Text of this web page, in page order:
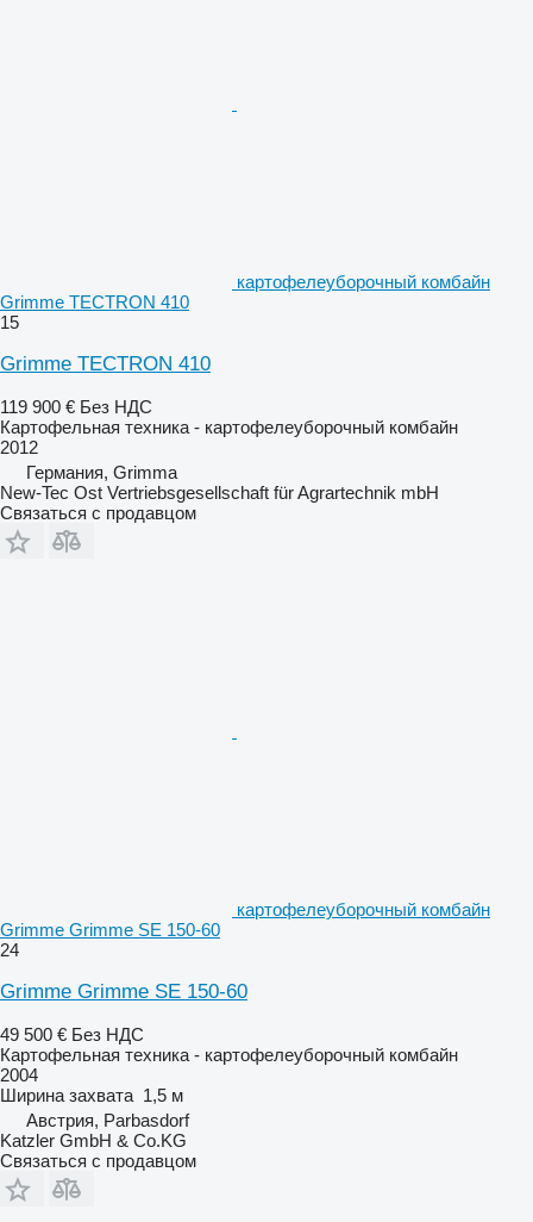
картофелеуборочный комбайн
Grimme TECTRON 410
15
Grimme TECTRON 410
119 900 € Без НДС
Картофельная техника - картофелеуборочный комбайн
2012
Германия, Grimma
New-Tec Ost Vertriebsgesellschaft für Agrartechnik mbH
Связаться с продавцом
картофелеуборочный комбайн
Grimme Grimme SE 150-60
24
Grimme Grimme SE 150-60
49 500 € Без НДС
Картофельная техника - картофелеуборочный комбайн
2004
Ширина захвата 1,5 м
Австрия, Parbasdorf
Katzler GmbH & Co.KG
Связаться с продавцом